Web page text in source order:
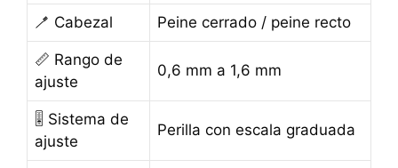
🪥 Cabezal Peine cerrado / peine recto
📏 Rango de
ajuste
0,6 mm a 1,6 mm
🎚️ Sistema de
ajuste
Perilla con escala graduada